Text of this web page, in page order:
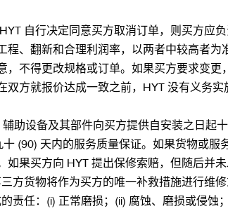
自行决定同意买方取消订单，则买方应
、翻新和合理利润率，以两者中较高者
不得更改规格或订单。如果买方要求变更
方就报价达成一致之前，HYT 没有义务实
助设备及其部件向买方提供自安装之日起
(90) 天内的服务质量保证。如果货物或
果买方向 HYT 提出保修索赔，但随后并
方货物将作为买方的唯一补救措施进行维
责任：(i) 正常磨损；(ii) 腐蚀、磨损或侵蚀